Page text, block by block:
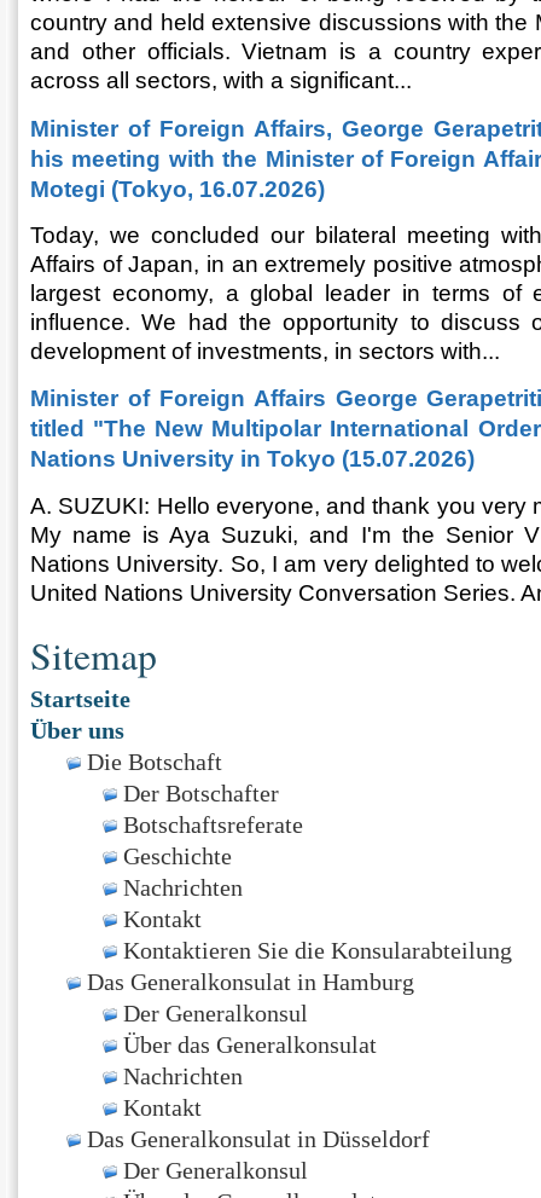
country and held extensive discussions with the
and other officials. Vietnam is a country
across all sectors, with a significant...
Minister of Foreign Affairs, George
his meeting with the Minister of Foreign
Motegi (Tokyo, 16.07.2026)
Today, we concluded our bilateral meeting
Affairs of Japan, in an extremely positive
largest economy, a global leader in terms of
influence. We had the opportunity to discuss
development of investments, in sectors with...
Minister of Foreign Affairs George
titled "The New Multipolar International
Nations University in Tokyo (15.07.2026)
A. SUZUKI: Hello everyone, and thank you very
My name is Aya Suzuki, and I'm the Senior
Nations University. So, I am very delighted to
United Nations University Conversation Series.
Sitemap
Startseite
Über uns
Die Botschaft
Der Botschafter
Botschaftsreferate
Geschichte
Nachrichten
Kontakt
Kontaktieren Sie die Konsularabteilung
Das Generalkonsulat in Hamburg
Der Generalkonsul
Über das Generalkonsulat
Nachrichten
Kontakt
Das Generalkonsulat in Düsseldorf
Der Generalkonsul